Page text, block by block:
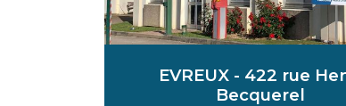
EVREUX - 422 rue
Becquerel